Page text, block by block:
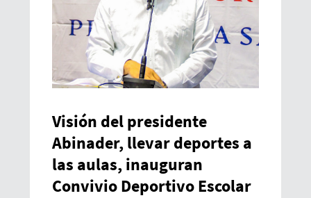
Visión del presidente
Abinader, llevar deportes a
las aulas, inauguran
Convivio Deportivo Escolar